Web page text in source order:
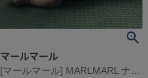
マールマール
[マールマール] MARLMARL ナイトウェア lullaby half bunny ボーダー